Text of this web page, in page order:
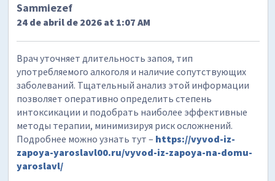
Sammiezef
24 de abril de 2026 at 1:07 AM
Врач уточняет длительность запоя, тип
употребляемого алкоголя и наличие сопутствующих
заболеваний. Тщательный анализ этой информации
позволяет оперативно определить степень
интоксикации и подобрать наиболее эффективные
методы терапии, минимизируя риск осложнений.
Подробнее можно узнать тут – https://vyvod-iz-
zapoya-yaroslavl00.ru/vyvod-iz-zapoya-na-domu-
yaroslavl/